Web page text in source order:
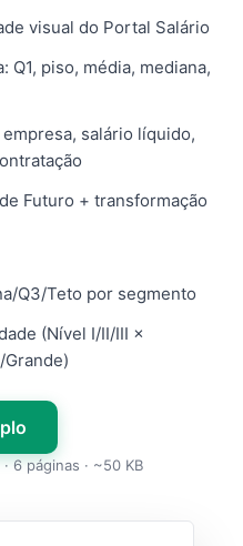
visual do Portal Salário
Q1, piso, média, mediana,
salário líquido,
Futuro + transformação
Q3/Teto por segmento
(Nível I/II/III ×
6 páginas · ~50 KB